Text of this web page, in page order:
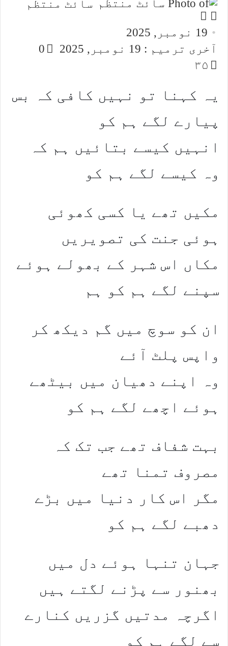
سائٹ منتظم
Follow
on
X
an
email
19 نومبر, 2025
آخری ترمیم : 19 نومبر, 2025
0
۳۵
یہ کہنا تو نہیں کافی کہ بس
پیارے لگے ہم کو
انہیں کیسے بتائیں ہم کہ
وہ کیسے لگے ہم کو
مکیں تھے یا کسی کھوئی
ہوئی جنت کی تصویریں
مکاں اس شہر کے بھولے ہوئے
سپنے لگے ہم کو ہم
ان کو سوچ میں گم دیکھ کر
واپس پلٹ آئے
وہ اپنے دھیان میں بیٹھے
ہوئے اچھے لگے ہم کو
بہت شفاف تھے جب تک کہ
مصروف تمنا تھے
مگر اس کار دنیا میں بڑے
دھبے لگے ہم کو
جہان تنہا ہوئے دل میں
بھنور سے پڑنے لگتے ہیں
اگرچہ مدتیں گزریں کنارے
سے لگے ہم کو